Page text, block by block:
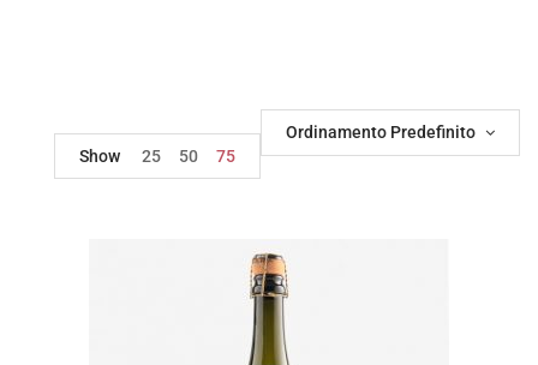
Ordinamento Predefinito
Show
25 50 75